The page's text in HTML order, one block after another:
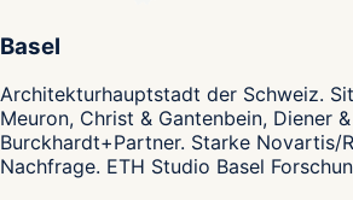
Basel
Architekturhauptstadt der Schweiz.
Meuron, Christ & Gantenbein, Diener
Burckhardt+Partner. Starke Novartis/
Nachfrage. ETH Studio Basel